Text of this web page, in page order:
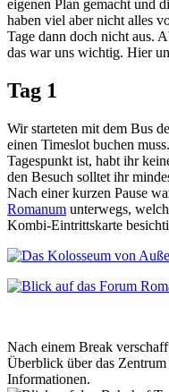
eigenen Plan gemacht und
haben viel aber nicht alles
Tage dann doch nicht aus.
das war uns wichtig. Hier
Tag 1
Wir starteten mit dem Bus
einen Timeslot buchen
Tagespunkt ist, habt ihr
den Besuch solltet ihr
Nach einer kurzen Pause
Romanum unterwegs,
Kombi-Eintrittskarte
Nach einem Break
Überblick über das
Informationen.